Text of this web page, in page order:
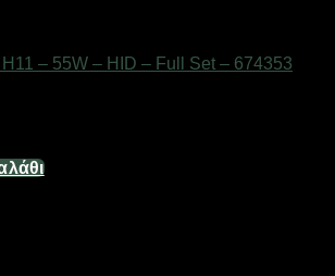
– 55W – HID – Full Set – 674353